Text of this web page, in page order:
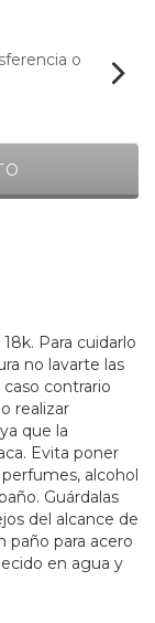
o
Para cuidarlo
no lavarte las
contrario
realizar
que la
Evita poner
alcohol
Guárdalas
del alcance de
paño para acero
en agua y